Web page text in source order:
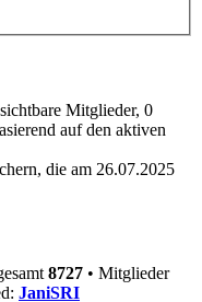
Mitglieder, 0
auf den aktiven
die am 26.07.2025
8727 • Mitglieder
JaniSRI